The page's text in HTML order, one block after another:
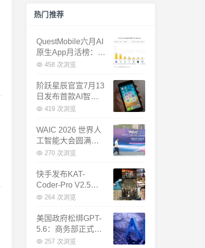
热门推荐
QuestMobile六月AI
原生App月活榜：豆
包3.8亿断层第一，
倍
458 次浏览
阶跃星辰官宣7月13
日发布首款AI智能
体终端：大模型公
419 次浏览
WAIC 2026 世界人
工智能大会圆满闭
幕：多项重磅成果
球AI合作新中心
270 次浏览
快手发布KAT-
Coder-Pro V2.5：
首个能端到端跑通
编程模型
264 次浏览
美国政府松绑GPT-
5.6：商务部正式放
行，OpenAI本周全
257 次浏览